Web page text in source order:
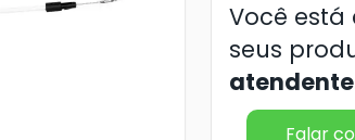
Você
seus
Falar